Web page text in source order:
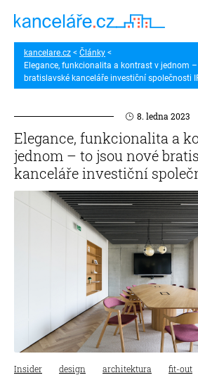
kancelare.cz
Články
Elegance, funkcionalita a kontrast v jednom
bratislavské kanceláře investiční společnosti
8. ledna 2023
Elegance, funkcionalita a
jednom – to jsou nové
kanceláře investiční
Insider design architektura fit-out